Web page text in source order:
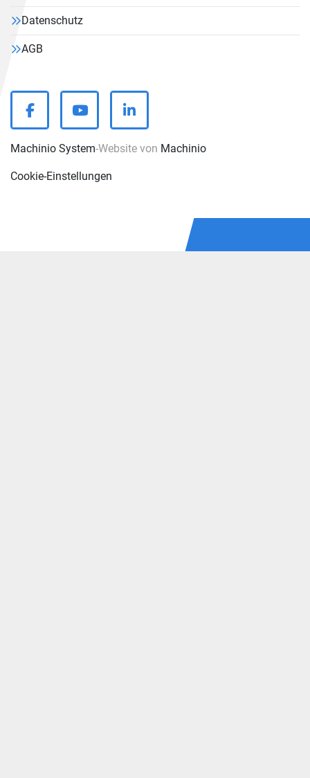
Datenschutz
AGB
facebookyoutubelinkedin
Machinio System-Website von Machinio
Cookie-Einstellungen